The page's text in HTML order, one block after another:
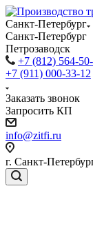
Санкт-Петербург
Санкт-Петербург
Петрозаводск
+7 (812) 564-
+7 (911) 000-33-12
Заказать звонок
Запросить КП
info@zitfi.ru
г. Санкт-